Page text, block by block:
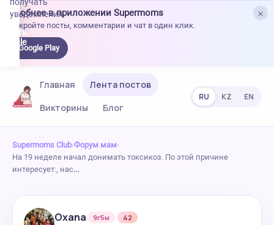
×
Удобнее в приложении Supermoms
Откройте посты, комментарии и чат в один клик.
Google Play
уведомления.
Главная
Лента постов
Викторины
Блог
RU KZ EN
Supermoms Club›Форум мам›
На 19 неделе начал донимать токсикоз. По этой причине
интересует:, нас…
Oxana 9г5м
42